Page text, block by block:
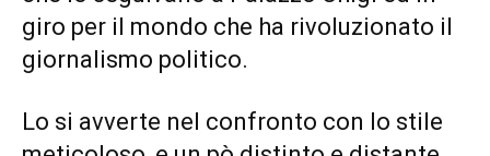
giro per il mondo che ha rivoluzionato il
giornalismo politico.
Lo si avverte nel confronto con lo stile